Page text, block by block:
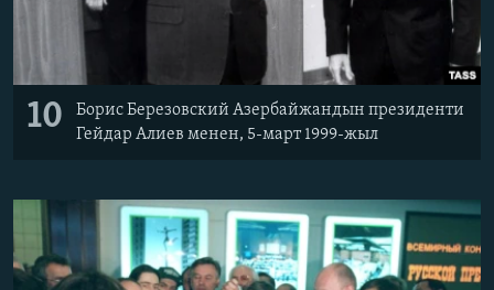
10
Борис Березовский Азербайжандын президенти
Гейдар Алиев менен, 5-март 1999-жыл